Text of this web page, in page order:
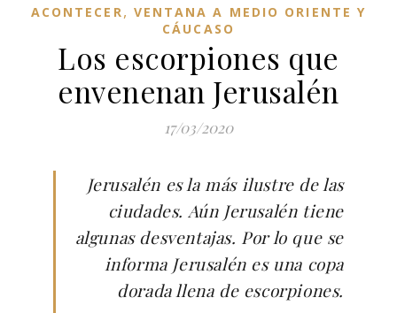
ACONTECER, VENTANA A MEDIO ORIENTE Y
CÁUCASO
Los escorpiones que
envenenan Jerusalén
17/03/2020
Jerusalén es la más ilustre de las
ciudades. Aún Jerusalén tiene
algunas desventajas. Por lo que se
informa Jerusalén es una copa
dorada llena de escorpiones.